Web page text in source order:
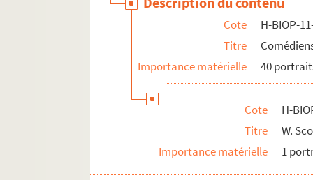
Cote
H-BIOP-
Titre
Importance matérielle
40
Cote
H-
Titre
W.
Importance matérielle
1